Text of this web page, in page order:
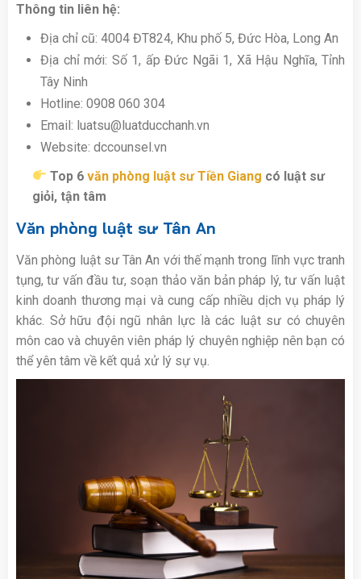
Thông tin liên hệ:
Địa chỉ cũ: 4004 ĐT824, Khu phố 5, Đức Hòa, Long An
Địa chỉ mới: Số 1, ấp Đức Ngãi 1, Xã Hậu Nghĩa, Tỉnh
Tây Ninh
Hotline: 0908 060 304
Email: luatsu@luatducchanh.vn
Website: dccounsel.vn
Top 6văn phòng luật sư Tiền Giang có luật sư
giỏi, tận tâm
Văn phòng luật sư Tân An
Văn phòng luật sư Tân An với thế mạnh trong lĩnh vực tranh
tụng, tư vấn đầu tư, soạn thảo văn bản pháp lý, tư vấn luật
kinh doanh thương mại và cung cấp nhiều dịch vụ pháp lý
khác. Sở hữu đội ngũ nhân lực là các luật sư có chuyên
môn cao và chuyên viên pháp lý chuyên nghiệp nên bạn có
thể yên tâm về kết quả xử lý sự vụ.